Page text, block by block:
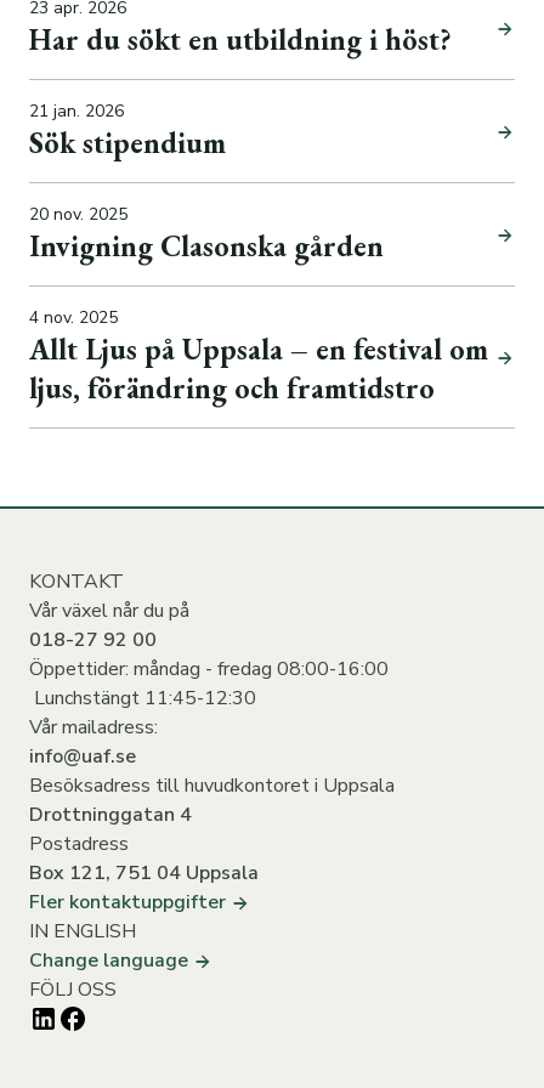
Norra Sunnersta
Om visionsstyrd stadsutveckling
Aktuellt om projektet
Visionsmanual
Visionsworkshop, VWS
Medborgarforum, MBF
Bakgrund
Frågor och svar
Certifiering
Upplåtelser
Vad innebär hyggesfritt skogsbruk?
Senaste nytt: Vad sker just nu?
Skogstillstånd
Skogweb
Personal
Jordbruksförvaltning
Strukturomvandling
Finansförvaltning
Vår organisation
Personal
Styrelse och VD
Hållbarhet
Samhällsengagemang
Stadsfastigheter
Film: Hållbar fastighetsskötsel
Film: Hållbar fastighetsförvaltning
Skogsförvaltning
Jordbruksförvaltning
Finansförvaltning
Leverantörer
E-faktura
PDF-faktura
Övriga Fakturaformat
Pappersfaktura
Code of conduct
Vår logga
400-årsjubileum
Kontakt
Sociala medier
23 apr. 2026
Har du sökt en utbildning i höst?
21 jan. 2026
Sök stipendium
20 nov. 2025
Invigning Clasonska gården
4 nov. 2025
Allt Ljus på Uppsala – en festival om
ljus, förändring och framtidstro
KONTAKT
Vår växel når du på
018-27 92 00
Öppettider: måndag - fredag 08:00-16:00
Lunchstängt 11:45-12:30
Vår mailadress:
info@uaf.se
Besöksadress till huvudkontoret i Uppsala
Drottninggatan 4
Postadress
Box 121, 751 04 Uppsala
Fler kontaktuppgifter
IN ENGLISH
Change language
FÖLJ OSS